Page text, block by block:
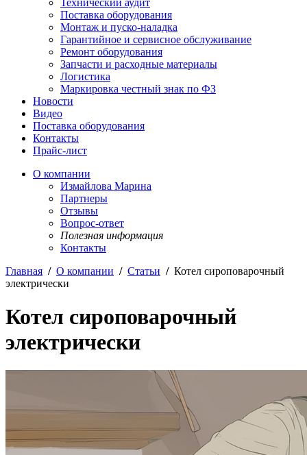
Технический аудит
Поставка оборудования
Монтаж и пуско-наладка
Гарантийное и сервисное обслуживание
Ремонт оборудования
Запчасти и расходные материалы
Логистика
Маркировка честный знак по ФЗ
Новости
Видео
Поставка оборудования
Контакты
Прайс-лист
О компании
Измайлова Марина
Партнеры
Отзывы
Вопрос-ответ
Полезная информация
Контакты
Главная / О компании / Статьи / Котел сироповарочный
электрически
Котел сироповарочный
электрически